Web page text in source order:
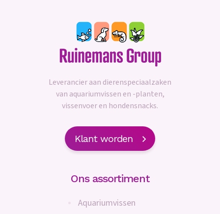
Leverancier aan dierenspeciaalzaken
van aquariumvissen en -planten,
vissenvoer en hondensnacks.
Klant worden
Ons assortiment
Aquariumvissen